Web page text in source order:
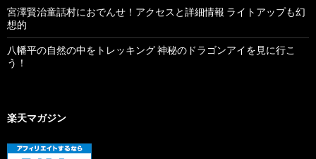
宮澤賢治童話村におでんせ！アクセスと詳細情報 ライトアップも幻
想的
八幡平の自然の中をトレッキング 神秘のドラゴンアイを見に行こ
う！
楽天マガジン